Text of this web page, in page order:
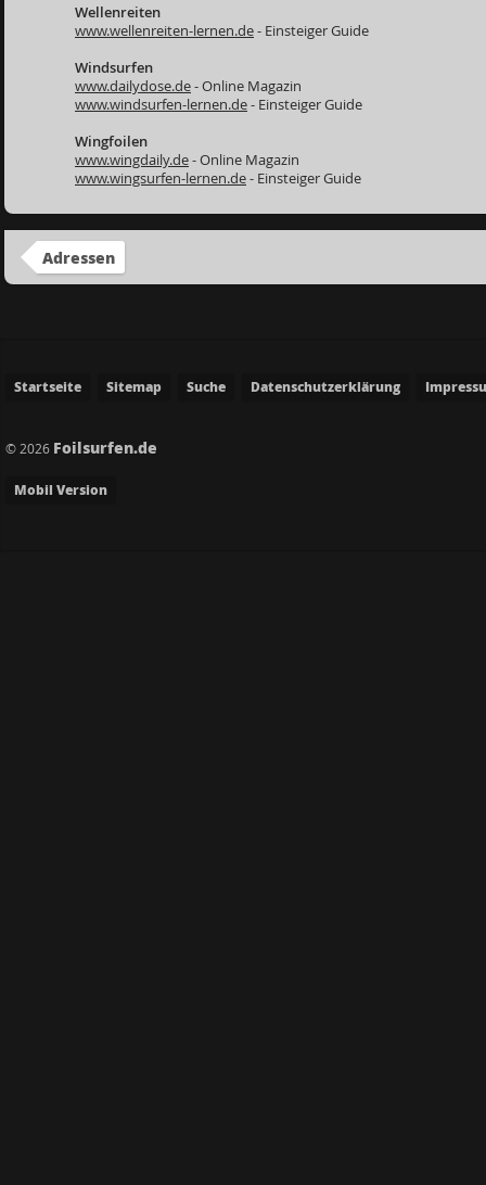
Wellenreiten
www.wellenreiten-lernen.de- Einsteiger Guide
Windsurfen
www.dailydose.de- Online Magazin
www.windsurfen-lernen.de- Einsteiger Guide
Wingfoilen
www.wingdaily.de- Online Magazin
www.wingsurfen-lernen.de- Einsteiger Guide
Adressen
Startseite Sitemap Suche Datenschutzerklärung
© 2026 Foilsurfen.de
Mobil Version